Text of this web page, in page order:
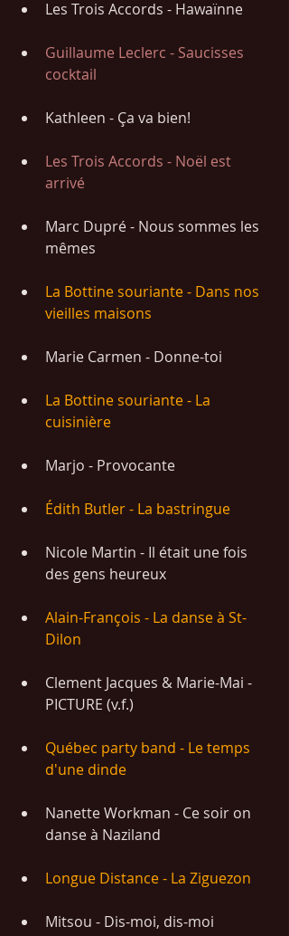
Les Trois Accords - Hawaïnne
Guillaume Leclerc - Saucisses
cocktail
Kathleen - Ça va bien!
Les Trois Accords - Noël est
arrivé
Marc Dupré - Nous sommes les
mêmes
La Bottine souriante - Dans nos
vieilles maisons
Marie Carmen - Donne-toi
La Bottine souriante - La
cuisinière
Marjo - Provocante
Édith Butler - La bastringue
Nicole Martin - Il était une fois
des gens heureux
Alain-François - La danse à St-
Dilon
Clement Jacques & Marie-Mai -
PICTURE (v.f.)
Québec party band - Le temps
d'une dinde
Nanette Workman - Ce soir on
danse à Naziland
Longue Distance - La Ziguezon
Mitsou - Dis-moi, dis-moi